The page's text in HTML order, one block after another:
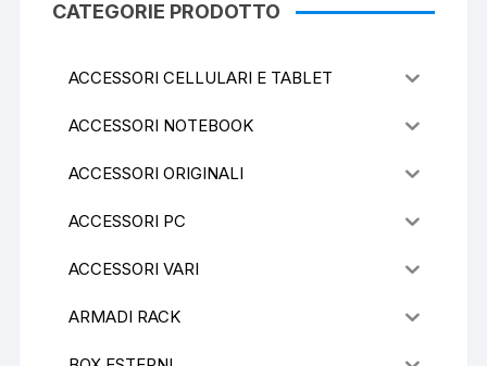
CATEGORIE PRODOTTO
ACCESSORI CELLULARI E TABLET
ACCESSORI NOTEBOOK
ACCESSORI ORIGINALI
ACCESSORI PC
ACCESSORI VARI
ARMADI RACK